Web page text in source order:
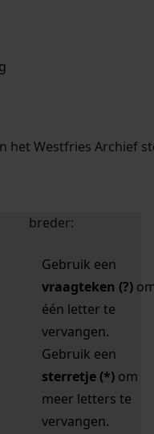
zoektips.
zoektips.
het Westfries Archief
uw zoekopdracht te
breder:
Gebruik een
vraagteken (?)
één letter te
vervangen.
Gebruik een
sterretje (*) om
meer letters te
vervangen.